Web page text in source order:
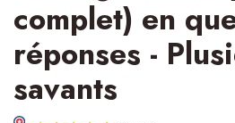
complet) en
réponses -
savants